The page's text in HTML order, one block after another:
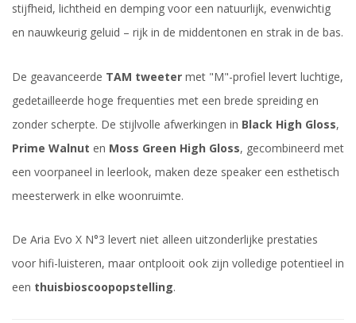
stijfheid, lichtheid en demping voor een natuurlijk, evenwichtig
en nauwkeurig geluid – rijk in de middentonen en strak in de bas.
De geavanceerde TAM tweeter met "M"-profiel levert luchtige,
gedetailleerde hoge frequenties met een brede spreiding en
zonder scherpte. De stijlvolle afwerkingen in Black High Gloss,
Prime Walnut en Moss Green High Gloss, gecombineerd met
een voorpaneel in leerlook, maken deze speaker een esthetisch
meesterwerk in elke woonruimte.
De Aria Evo X N°3 levert niet alleen uitzonderlijke prestaties
voor hifi-luisteren, maar ontplooit ook zijn volledige potentieel in
een thuisbioscoopopstelling.